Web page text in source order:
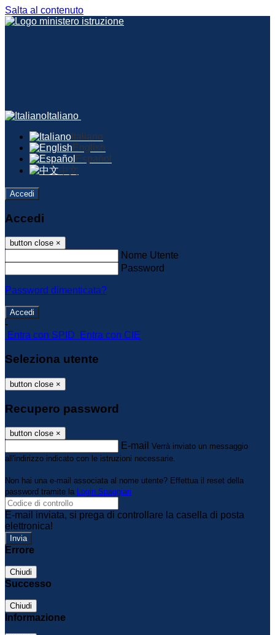
Salta al contenuto
Italiano
Italiano
English
Español
中文
Accedi
Accedi
button close ×
Nome Utente
Password
Password dimenticata?
-
Entra con SPID
Entra con CIE
Seleziona utente
button close ×
Recupero password
button close ×
E-mail Verrà inviato un messaggio
all'indirizzo indicato con le istruzioni necessarie.
Non hai una e-mail associata al nome utente? Effettua il reset della
password tramite la Login Spaggiari
E-mail inviata, si prega di controllare la casella di posta
elettronica!
Errore
Chiudi
Successo
Chiudi
Informazione